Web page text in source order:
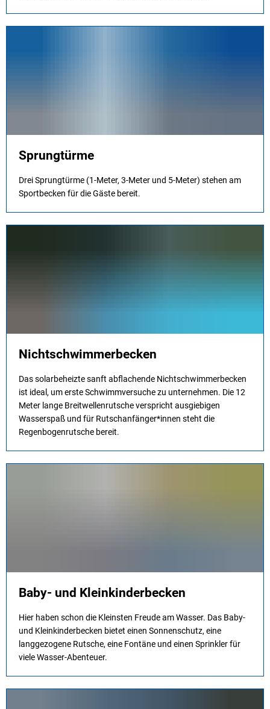
Sprungtürme
Drei Sprungtürme (1-Meter, 3-Meter und 5-Meter) stehen am
Sportbecken für die Gäste bereit.
Nichtschwimmerbecken
Das solarbeheizte sanft abflachende Nichtschwimmerbecken
ist ideal, um erste Schwimmversuche zu unternehmen. Die 12
Meter lange Breitwellenrutsche verspricht ausgiebigen
Wasserspaß und für Rutschanfänger*innen steht die
Regenbogenrutsche bereit.
Baby- und Kleinkinderbecken
Hier haben schon die Kleinsten Freude am Wasser. Das Baby-
und Kleinkinderbecken bietet einen Sonnenschutz, eine
langgezogene Rutsche, eine Fontäne und einen Sprinkler für
viele Wasser-Abenteuer.